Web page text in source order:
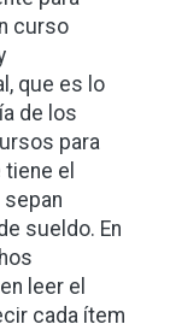
curso
que es lo
de los
para
el
sepan
sueldo. En
leer el
cada ítem